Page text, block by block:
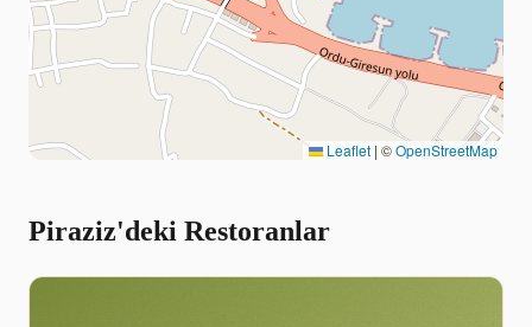
Leaflet | ©OpenStreetMap
Piraziz'deki Restoranlar